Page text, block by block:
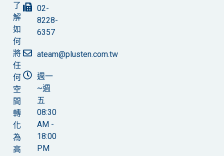
了
解
如
何
將
任
何
空
間
轉
化
為
高
02-
8228-
6357
ateam@plusten.com.tw
週一
~週
五
08:30
AM -
18:00
PM